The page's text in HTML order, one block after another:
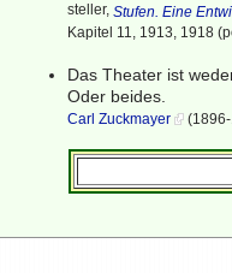
steller,Stufen. Eine
Kapitel 11, 1913, 1918
Das Theater ist
Oder beides.
Carl Zuckmayer